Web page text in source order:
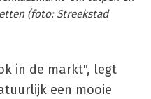
(foto: Streekstad
in de markt", legt
een mooie